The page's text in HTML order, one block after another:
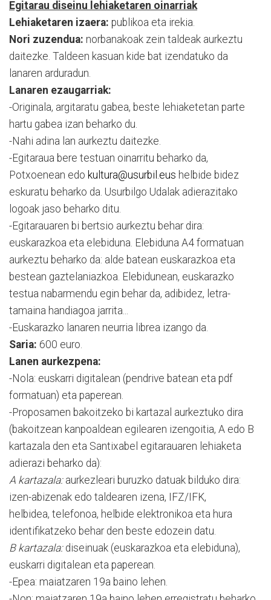
Egitarau diseinu lehiaketaren oinarriak
Lehiaketaren izaera: publikoa eta irekia.
Nori zuzendua: norbanakoak zein taldeak aurkeztu
daitezke. Taldeen kasuan kide bat izendatuko da
lanaren arduradun.
Lanaren ezaugarriak:
-Originala, argitaratu gabea, beste lehiaketetan parte
hartu gabea izan beharko du.
-Nahi adina lan aurkeztu daitezke.
-Egitaraua bere testuan oinarritu beharko da,
Potxoenean edo kultura@usurbil.eus helbide bidez
eskuratu beharko da. Usurbilgo Udalak adierazitako
logoak jaso beharko ditu.
-Egitarauaren bi bertsio aurkeztu behar dira:
euskarazkoa eta elebiduna. Elebiduna A4 formatuan
aurkeztu beharko da: alde batean euskarazkoa eta
bestean gaztelaniazkoa. Elebidunean, euskarazko
testua nabarmendu egin behar da, adibidez, letra-
tamaina handiagoa jarrita...
-Euskarazko lanaren neurria librea izango da.
Saria: 600 euro.
Lanen aurkezpena:
-Nola: euskarri digitalean (pendrive batean eta pdf
formatuan) eta paperean.
-Proposamen bakoitzeko bi kartazal aurkeztuko dira
(bakoitzean kanpoaldean egilearen izengoitia, A edo B
kartazala den eta Santixabel egitarauaren lehiaketa
adierazi beharko da):
A kartazala:aurkezleari buruzko datuak bilduko dira:
izen-abizenak edo taldearen izena, IFZ/IFK,
helbidea, telefonoa, helbide elektronikoa eta hura
identifikatzeko behar den beste edozein datu.
B kartazala:diseinuak (euskarazkoa eta elebiduna),
euskarri digitalean eta paperean.
-Epea: maiatzaren 19a baino lehen.